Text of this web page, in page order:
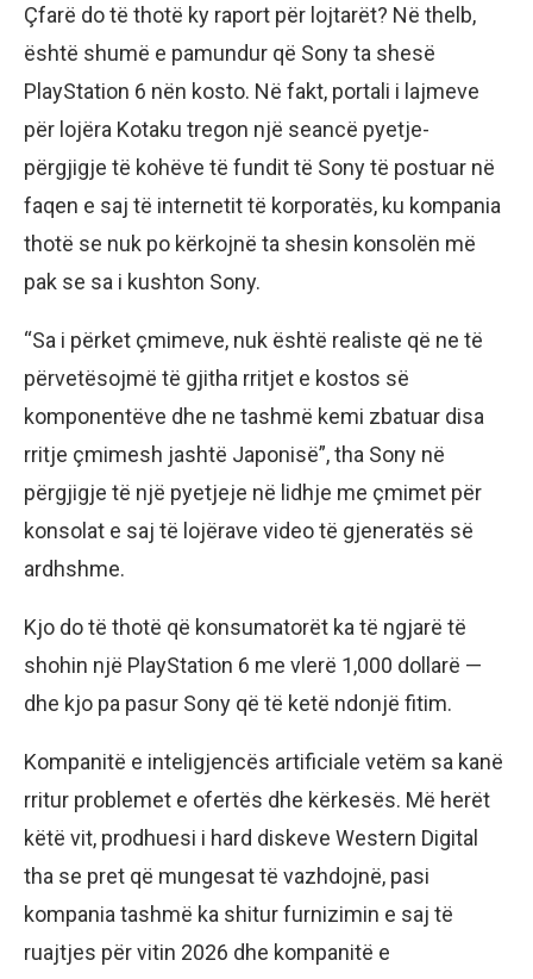
Çfarë do të thotë ky raport për lojtarët? Në thelb,
është shumë e pamundur që Sony ta shesë
PlayStation 6 nën kosto. Në fakt, portali i lajmeve
për lojëra Kotaku tregon një seancë pyetje-
përgjigje të kohëve të fundit të Sony të postuar në
faqen e saj të internetit të korporatës, ku kompania
thotë se nuk po kërkojnë ta shesin konsolën më
pak se sa i kushton Sony.
“Sa i përket çmimeve, nuk është realiste që ne të
përvetësojmë të gjitha rritjet e kostos së
komponentëve dhe ne tashmë kemi zbatuar disa
rritje çmimesh jashtë Japonisë”, tha Sony në
përgjigje të një pyetjeje në lidhje me çmimet për
konsolat e saj të lojërave video të gjeneratës së
ardhshme.
Kjo do të thotë që konsumatorët ka të ngjarë të
shohin një PlayStation 6 me vlerë 1,000 dollarë —
dhe kjo pa pasur Sony që të ketë ndonjë fitim.
Kompanitë e inteligjencës artificiale vetëm sa kanë
rritur problemet e ofertës dhe kërkesës. Më herët
këtë vit, prodhuesi i hard diskeve Western Digital
tha se pret që mungesat të vazhdojnë, pasi
kompania tashmë ka shitur furnizimin e saj të
ruajtjes për vitin 2026 dhe kompanitë e